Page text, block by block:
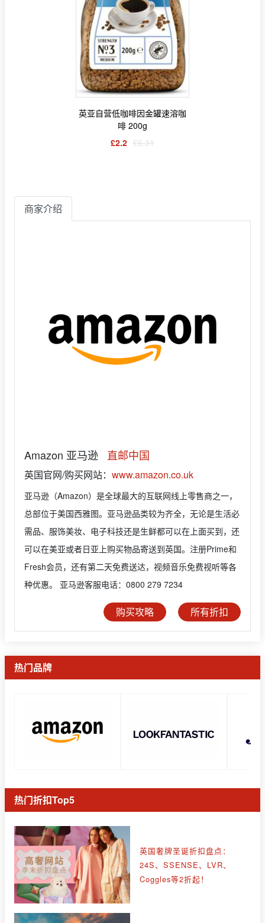
英亚自营低咖啡因金罐速溶咖
啡 200g
£2.2 £6.31
商家介绍
Amazon 亚马逊 直邮中国
英国官网/购买网站： www.amazon.co.uk
亚马逊（Amazon）是全球最大的互联网线上零售商之一，
总部位于美国西雅图。亚马逊品类较为齐全，无论是生活必
需品、服饰美妆、电子科技还是生鲜都可以在上面买到，还
可以在美亚或者日亚上购买物品寄送到英国。注册Prime和
Fresh会员，还有第二天免费送达，视频音乐免费视听等各
种优惠。 亚马逊客服电话：0800 279 7234
购买攻略 所有折扣
热门品牌
热门折扣Top5
英国奢牌圣诞折扣盘点：
24S、SSENSE、LVR、
Coggles等2折起！